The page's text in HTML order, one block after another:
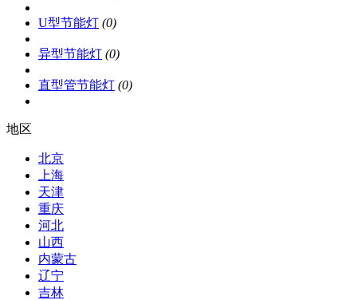
U型节能灯 (0)
异型节能灯 (0)
直型管节能灯 (0)
地区
北京
上海
天津
重庆
河北
山西
内蒙古
辽宁
吉林